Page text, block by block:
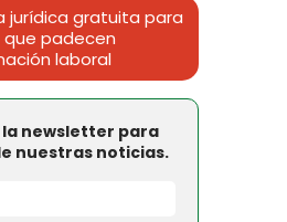
jurídica gratuita para
que padecen
laboral
newsletter para
nuestras noticias.